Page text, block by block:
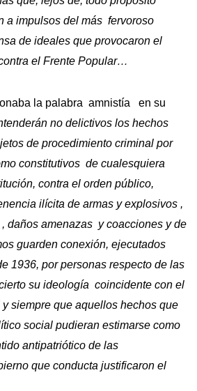
a impulsos del más fervoroso
de ideales que provocaron el
el Frente Popular…
la palabra amnistía en su
no delictivos los hechos
de procedimiento criminal por
constitutivos de cualesquiera
contra el orden público,
ilícita de armas y explosivos ,
daños amenazas y coacciones y de
guarden conexión, ejecutados
1936, por personas respecto de las
su ideología coincidente con el
siempre que aquellos hechos que
social pudieran estimarse como
antipatriótico de las
que conducta justificaron el